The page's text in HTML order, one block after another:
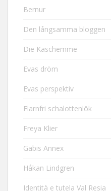
Bernur
Den långsamma bloggen
Die Kaschemme
Evas dröm
Evas perspektiv
Flarnfri schalottenlök
Freya Klier
Gabis Annex
Håkan Lindgren
Identità e tutela Val Resia